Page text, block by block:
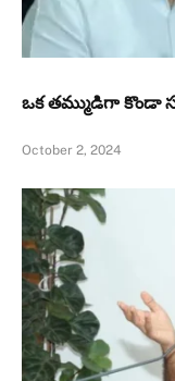
ఒక తమ్ముడిగా కొండా
October 2, 2024